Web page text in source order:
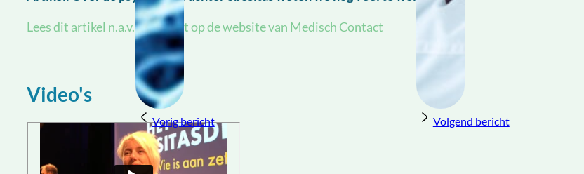
Lees dit artikel n.a.v. het debat op de website van Medisch Contact
Video's
Vorig bericht Volgend bericht